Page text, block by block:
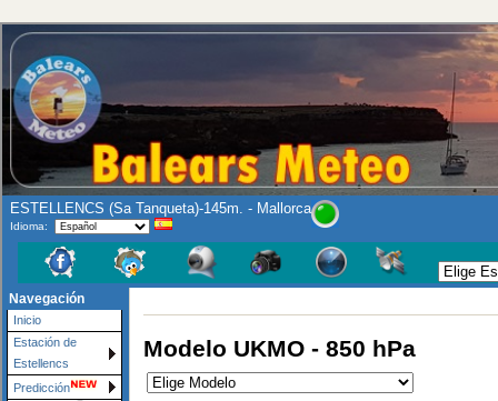
ESTELLENCS (Sa Tanqueta)-145m. - Mallorca
Idioma:
Se ruega a
Navegación
Inicio
Estación de
Estellencs
Predicción
Modelo UKMO - 850 hPa